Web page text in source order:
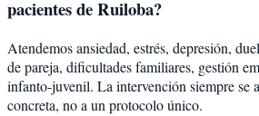
pacientes de Ruiloba?
Atendemos ansiedad, estrés, depresión,
de pareja, dificultades familiares, gestión
infanto-juvenil. La intervención siempre se
concreta, no a un protocolo único.